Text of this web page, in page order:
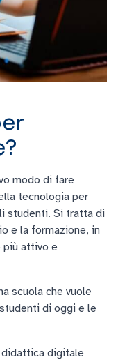
modo di fare
tecnologia per
studenti. Si tratta di
e la formazione, in
più attivo e
scuola che vuole
di oggi e le
digitale